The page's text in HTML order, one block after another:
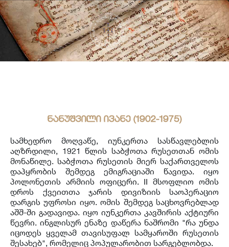
ნანუშვილი ივანე (1902-1975)
სამხედრო მოღვაწე, იუნკერთა სასწავლებლის
აღზრდილი, 1921 წლის საბჭოთა რუსეთთან ომის
მონაწილე. საბჭოთა რუსეთის მიერ საქართველოს
დაპყრობის შემდეგ ემიგრაციაში წავიდა. იყო
პოლონეთის არმიის ოფიცერი. II მსოფლიო ომის
დროს ქვეითთა ჯარის დივიზიის საოპერაციო
დარგის უფროსი იყო. ომის შემდეგ საცხოვრებლად
აშშ-ში გადავიდა. იყო იუნკერთა კავშირის აქტიური
წევრი. ინგლისურ ენაზე დაწერა ნაშრომი "რა უნდა
იცოდეს ყველამ თავისუფალ სამყაროში რუსეთის
შესახებ", რომელიც პოპულარობით სარგებლობდა.